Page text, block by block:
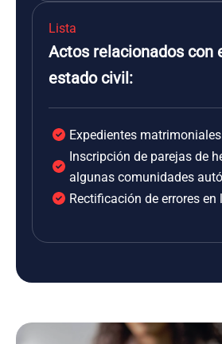
Lista
Actos relacionados con
estado civil:
Expedientes
Inscripción de parejas de
algunas comunidades
Rectificación de errores en